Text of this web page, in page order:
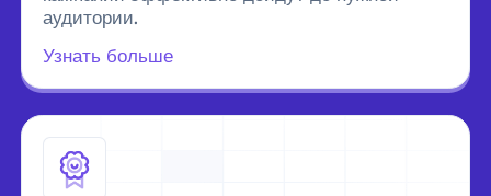
аудитории.
Узнать больше